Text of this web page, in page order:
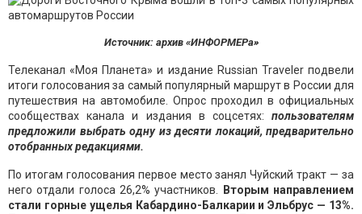
Источник: архив «ИНФОРМЕРа»
Телеканал «Моя Планета» и издание Russian Traveler подвели
итоги голосования за самый популярный маршрут в России для
путешествия на автомобиле. Опрос проходил в официальных
сообществах канала и издания в соцсетях: пользователям
предложили выбрать одну из десяти локаций, предварительно
отобранных редакциями.
По итогам голосования первое место занял Чуйский тракт — за
него отдали голоса 26,2% участников.
Вторым направлением
стали горные ущелья Кабардино-Балкарии и Эльбрус — 13%.